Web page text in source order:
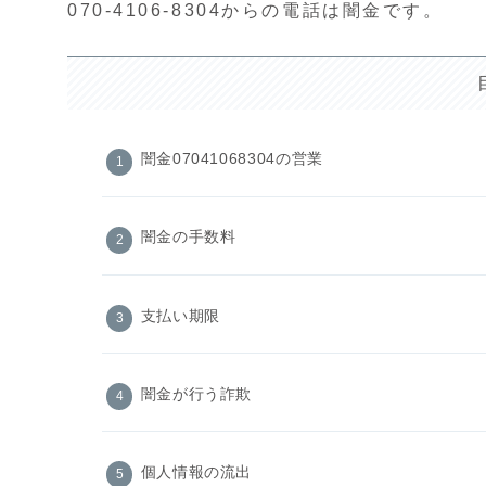
070-4106-8304からの電話は闇金です。
闇金07041068304の営業
闇金の手数料
支払い期限
闇金が行う詐欺
個人情報の流出